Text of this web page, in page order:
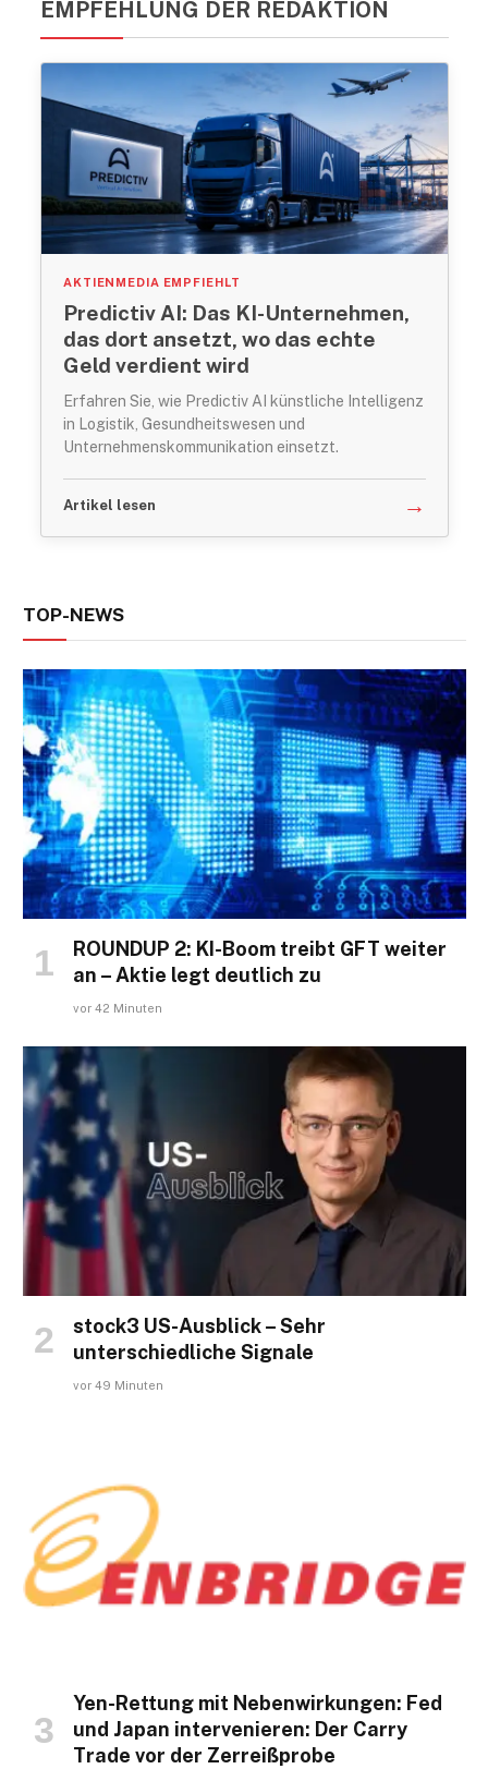
EMPFEHLUNG DER REDAKTION
AKTIENMEDIA EMPFIEHLT
Predictiv AI: Das KI-Unternehmen,
das dort ansetzt, wo das echte
Geld verdient wird
Erfahren Sie, wie Predictiv AI künstliche Intelligenz
in Logistik, Gesundheitswesen und
Unternehmenskommunikation einsetzt.
Artikel lesen →
TOP-NEWS
ROUNDUP 2: KI-Boom treibt GFT weiter
an – Aktie legt deutlich zu
vor 42 Minuten
stock3 US-Ausblick – Sehr
unterschiedliche Signale
vor 49 Minuten
Yen-Rettung mit Nebenwirkungen: Fed
und Japan intervenieren: Der Carry
Trade vor der Zerreißprobe